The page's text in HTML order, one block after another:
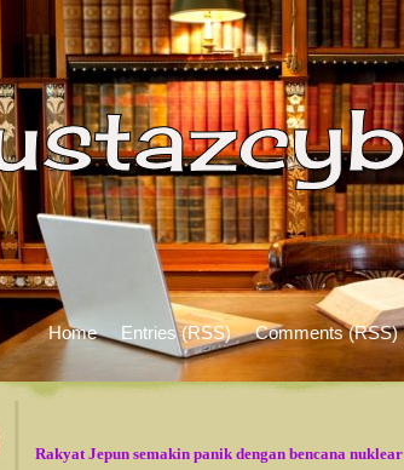
Home Entries (RSS) Comments (RSS)
Rakyat Jepun semakin panik dengan bencana nuklear